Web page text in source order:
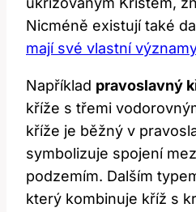
Nicméně existují také
mají své vlastní
Například pravoslavný
kříže s třemi
kříže je běžný v
symbolizuje spojení
podzemím. Dalším
který kombinuje kříž s